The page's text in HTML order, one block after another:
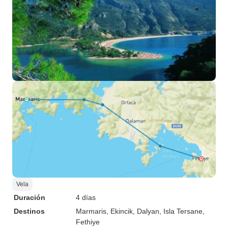
Vela
Duración
4 días
Destinos
Marmaris , Ekincik , Dalyan , Isla Tersane
Fethiye